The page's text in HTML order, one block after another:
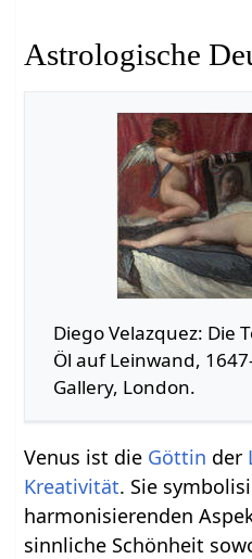
Astrologische
Diego Velazquez: Die
Öl auf Leinwand,
Gallery, London.
Venus ist die Göttin der
Kreativität. Sie
harmonisierenden
sinnliche Schönheit